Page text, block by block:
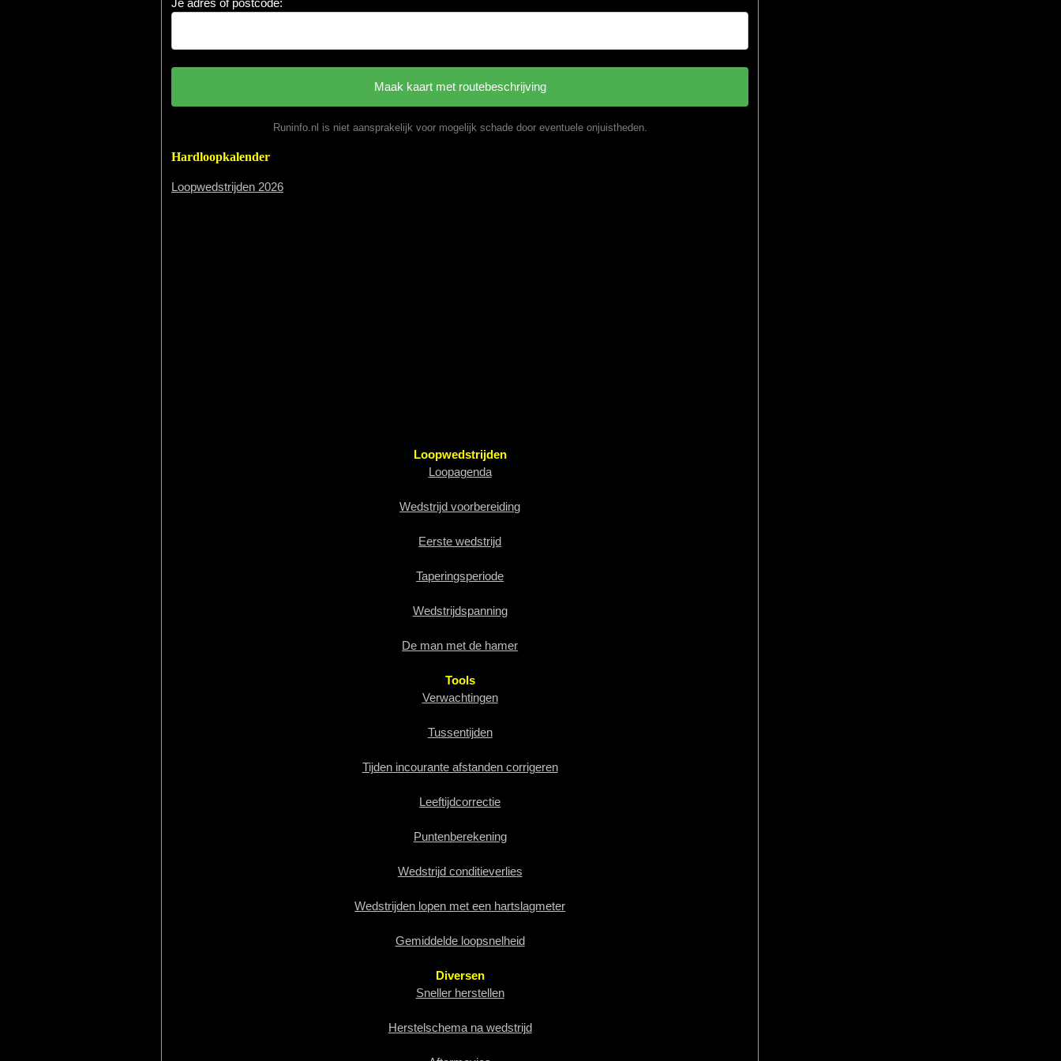
Runinfo.nl is niet aansprakelijk voor mogelijk schade door eventuele onjuistheden.
Hardloopkalender
Loopwedstrijden 2026
Loopwedstrijden
Loopagenda
Wedstrijd voorbereiding
Eerste wedstrijd
Taperingsperiode
Wedstrijdspanning
De man met de hamer
Tools
Verwachtingen
Tussentijden
Tijden incourante afstanden corrigeren
Leeftijdcorrectie
Puntenberekening
Wedstrijd conditieverlies
Wedstrijden lopen met een hartslagmeter
Gemiddelde loopsnelheid
Diversen
Sneller herstellen
Herstelschema na wedstrijd